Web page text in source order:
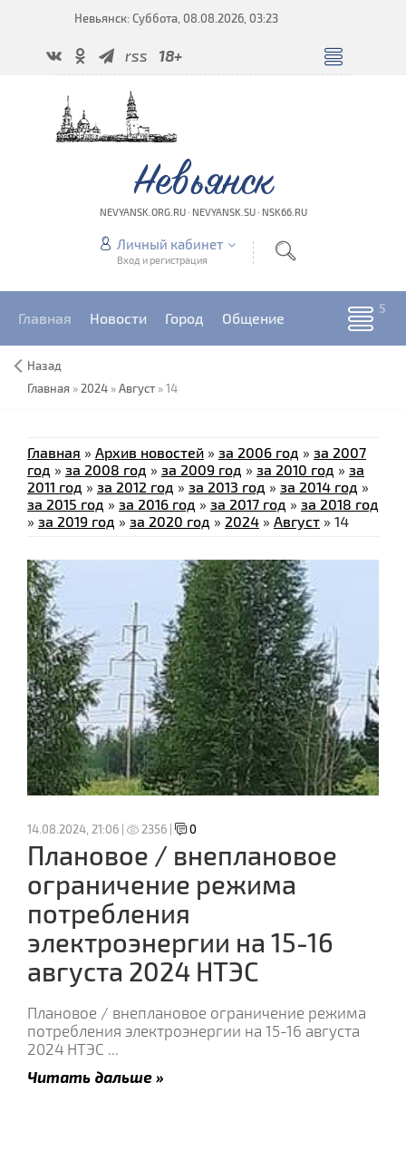
Невьянск: Суббота, 08.08.2026, 03:23
rss 18+
Невьянск
NEVYANSK.ORG.RU · NEVYANSK.SU · NSK66.RU
Личный кабинет
Вход и регистрация
Главная Новости Город Общение
Назад
Главная » 2024 »Август »14
Главная » Архив новостей » за 2006 год » за 2007
год » за 2008 год » за 2009 год » за 2010 год » за
2011 год » за 2012 год » за 2013 год » за 2014 год »
за 2015 год » за 2016 год » за 2017 год » за 2018 год
» за 2019 год » за 2020 год » 2024 » Август » 14
14.08.2024, 21:06 | 2356 | 0
Плановое / внеплановое
ограничение режима
потребления
электроэнергии на 15-16
августа 2024 НТЭС
Плановое / внеплановое ограничение режима
потребления электроэнергии на 15-16 августа
2024 НТЭС ...
Читать дальше »